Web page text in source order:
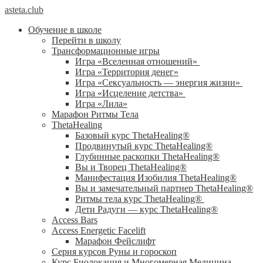
asteta.club
Обучение в школе
Перейти в школу
Трансформационные игры
Игра «Вселенная отношений»
Игра «Территория денег»
Игра «Сексуальность — энергия жизни»
Игра «Исцеление детства»
Игра «Лила»
Марафон Ритмы Тела
ThetaHealing
Базовый курс ThetaHealing®
Продвинутый курс ThetaHealing®
Глубинные раскопки ThetaHealing®
Вы и Творец ThetaHealing®
Манифестация Изобилия ThetaHealing®
Вы и замечательный партнер ThetaHealing®
Ритмы тела курс ThetaHealing®
Дети Радуги — курс ThetaHealing®
Access Bars
Access Energetic Facelift
Марафон Фейслифт
Серия курсов Руны и гороскоп